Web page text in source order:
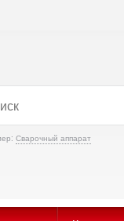
Сварочный аппарат